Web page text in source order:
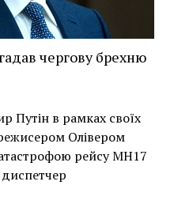
чергову брехню
Путін в рамках своїх
Олівером
рейсу MH17
диспетчер